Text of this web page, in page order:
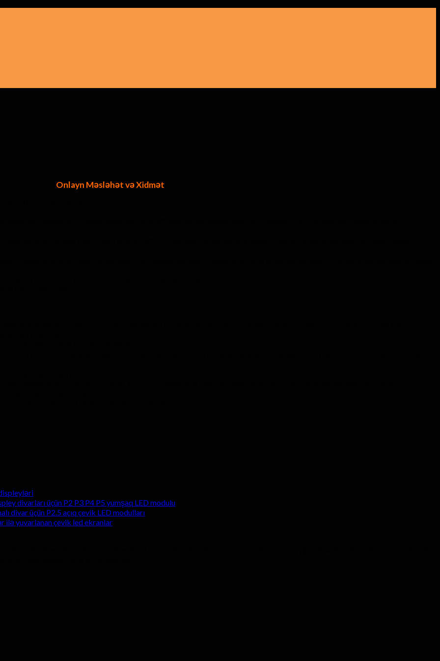
Onlayn Məsləhət və Xidmət
xidmətləri təmin edə bilər:
mövcuddur. Bizə əlaqə məlumatı və ətraflı uğursuzluq məlumatlar tərk edin(Siz kimi pls mümkün qədər şəkillər
təklif edə bilər, Elektron poçt, MSN, misal üçün, proqram əməliyyat və ya qrafik kartı quraşdırma video faylları
fəaliyyət göstərə bilər bizim xidmət komanda qurmaq və müştərilər üçün proqram qurmaq və sistem proqram uğursuzluqlar
və biz tezliklə biz kimi sizin üçün təmir olanları dönəcək.
təyin edilə bilər.
üçün scan kart.
ekran və periferik avadanlıqların istismara, nəzarət sistemi proqram əməliyyat, və uğursuzluq təhlili və LED ekran sisteminin
edir (dəyəri).
edir. Əlavə olaraq, biz öz özelleştirilmiş məhsul həllər yaratmaq üçün müştərilər ilə işləmək üçün hazırıq, o
dizayn, satış sonrası xidmət, s.
System Connection Diaqram;Proqram Təlimatı.
divarları üçün P2 P3 P4 P5 yumşaq LED modulu
divar üçün P2.5 açıq çevik LED modulları
ilə yuvarlanan çevik led ekranlar